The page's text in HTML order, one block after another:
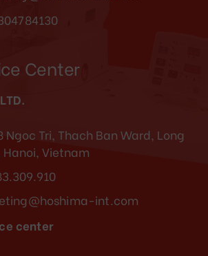
Center
Ngoc Tri, Thach Ban Ward, Long
Vietnam
int.com
center